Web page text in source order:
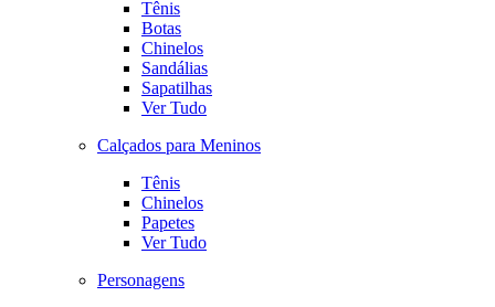
Tênis
Botas
Chinelos
Sandálias
Sapatilhas
Ver Tudo
Calçados para Meninos
Tênis
Chinelos
Papetes
Ver Tudo
Personagens